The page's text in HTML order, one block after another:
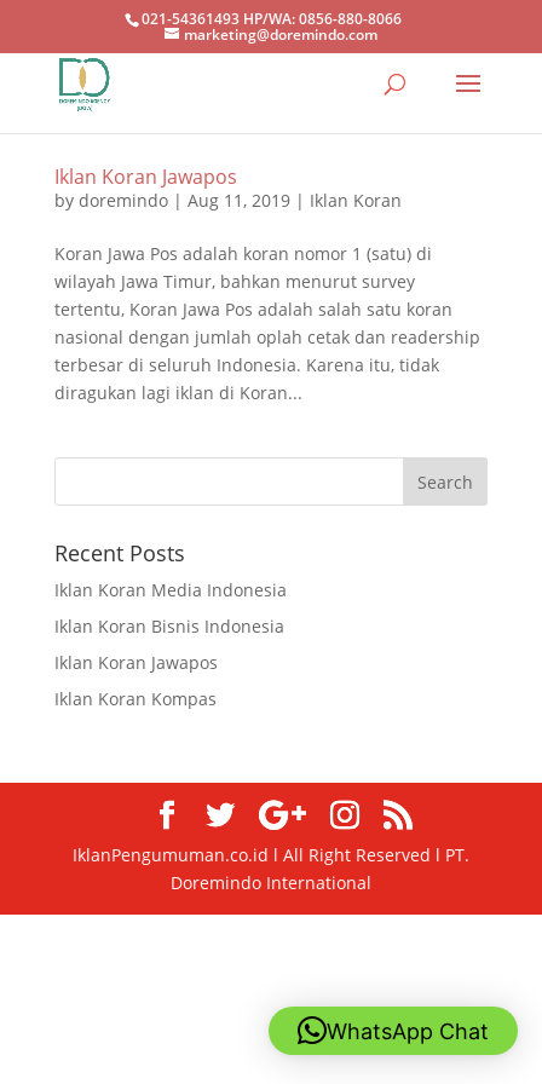
021-54361493 HP/WA: 0856-880-8066
marketing@doremindo.com
Iklan Koran Jawapos
by doremindo| Aug 11, 2019| Iklan Koran
Koran Jawa Pos adalah koran nomor 1 (satu) di
wilayah Jawa Timur, bahkan menurut survey
tertentu, Koran Jawa Pos adalah salah satu koran
nasional dengan jumlah oplah cetak dan readership
terbesar di seluruh Indonesia. Karena itu, tidak
diragukan lagi iklan di Koran...
Recent Posts
Iklan Koran Media Indonesia
Iklan Koran Bisnis Indonesia
Iklan Koran Jawapos
Iklan Koran Kompas
IklanPengumuman.co.id l All Right Reserved l PT.
Doremindo International
WhatsApp Chat